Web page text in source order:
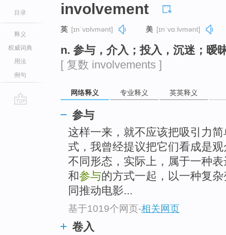
目录
释义
权威词典
用法
例句
involvement
英 [ɪnˈvɒlvmənt] 美 [ɪnˈvɑːlvmənt]
n. 参与，介入；投入，沉迷；暧
[ 复数 involvements ]
网络释义 专业释义 英英释义
参与
这样一来，就不应该把吸引力
式，我曾经提议把它们看成是
不同形态，实际上，属于一种
和参与的方式一起，以一种复
同推动电影...
基于1019个网页-相关网页
卷入